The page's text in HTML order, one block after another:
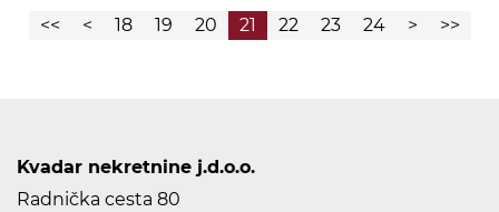
<< < 18 19 20 21 22 23 24 > >>
Kvadar nekretnine j.d.o.o.
Radnička cesta 80